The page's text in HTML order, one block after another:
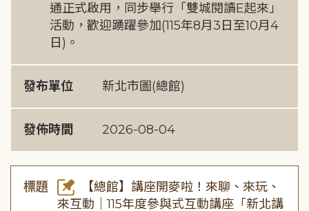
通正式啟用，同步舉行「雙城閱讀E起來」
活動，歡迎踴躍參加(115年8月3日至10月4
日)。
發布單位 新北市圖(總館)
發佈時間 2026-08-04
標題
【總館】講座開麥啦！來聊、來玩、
來互動｜115年度參與式互動講座「新北講